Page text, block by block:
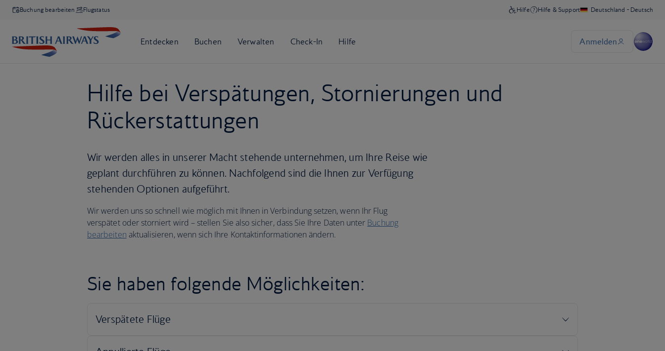
Buchung bearbeiten Flugstatus
Hilfe bei Verspätungen, Stornierungen und
Rückerstattungen
Wir werden alles in unserer Macht stehende unternehmen, um Ihre Reise wie
geplant durchführen zu können. Nachfolgend sind die Ihnen zur Verfügung
stehenden Optionen aufgeführt.
Wir werden uns so schnell wie möglich mit Ihnen in Verbindung setzen, wenn Ihr Flug
verspätet oder storniert wird – stellen Sie also sicher, dass Sie Ihre Daten unter Buchung
bearbeiten aktualisieren, wenn sich Ihre Kontaktinformationen ändern.
Sie haben folgende Möglichkeiten: